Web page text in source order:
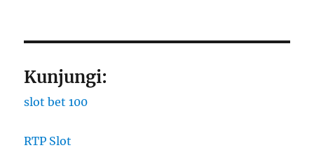
Kunjungi:
slot bet 100
RTP Slot